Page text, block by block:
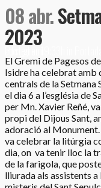
08 abr.
2023
Posted at 19:33h
adm_gremi
El Gremi de Pagesos
Isidre ha celebrat amb
centrals de la Setmana
el dia 6 a l’església de
per Mn. Xavier Reñé,
propi del Dijous Sant,
adoració al Monument.
va celebrar la litúrgia
dia, on va tenir lloc la
de la farigola, que
lliurada als assistents a